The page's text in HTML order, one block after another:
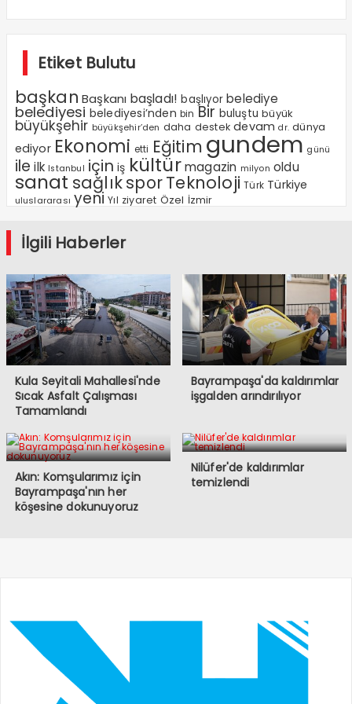
Etiket Bulutu
başkan Başkanı başladı! başlıyor belediye
belediyesi belediyesi’nden bin Bir buluştu büyük
büyükşehir büyükşehir’den daha destek devam dr. dünya
ediyor Ekonomi etti Eğitim gundem günü
ile ilk Istanbul için iş kültür magazin milyon oldu
sanat sağlıksporTeknoloji Türk Türkiye
uluslararası yeni Yıl ziyaret Özel İzmir
İlgili Haberler
Kula Seyitali Mahallesi'nde
Sıcak Asfalt Çalışması
Tamamlandı
Bayrampaşa'da kaldırımlar
işgalden arındırılıyor
Akın: Komşularımız için
Bayrampaşa'nın her
köşesine dokunuyoruz
Nilüfer'de kaldırımlar
temizlendi